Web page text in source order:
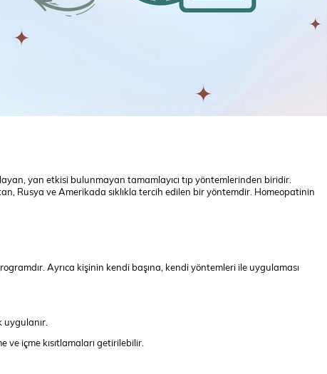
yan etkisi bulunmayan tamamlayıcı tıp yöntemlerinden biridir.
Rusya ve Amerikada sıklıkla tercih edilen bir yöntemdir. Homeopatinin
Ayrıca kişinin kendi başına, kendi yöntemleri ile uygulaması
içme kısıtlamaları getirilebilir.